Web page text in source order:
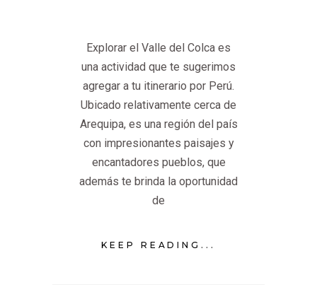
Explorar el Valle del Colca es
una actividad que te sugerimos
agregar a tu itinerario por Perú.
Ubicado relativamente cerca de
Arequipa, es una región del país
con impresionantes paisajes y
encantadores pueblos, que
además te brinda la oportunidad
de
KEEP READING...